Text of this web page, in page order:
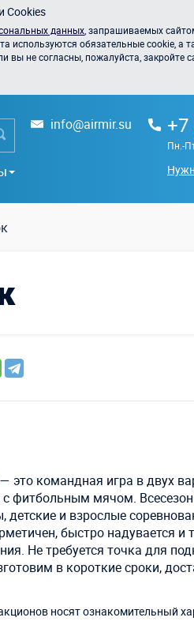
Cookies
данных , запрашиваемых
обязательные cookie, а
не согласны, пожалуйста, закройте
info@airmir.su +7
Пн.-
это командная игра в двух
с фитбольным мячом.
детские и взрослые
быстро надувается и
Не требуется точка для
в короткие сроки,
носят ознакомительный